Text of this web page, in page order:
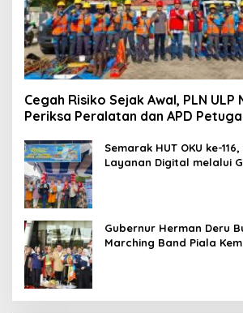
Cegah Risiko Sejak Awal, PLN ULP
Periksa Peralatan dan APD
Semarak HUT OKU ke-
Layanan Digital melalui
Gubernur Herman Deru
Marching Band Piala